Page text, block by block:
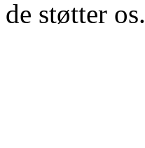
de støtter os.